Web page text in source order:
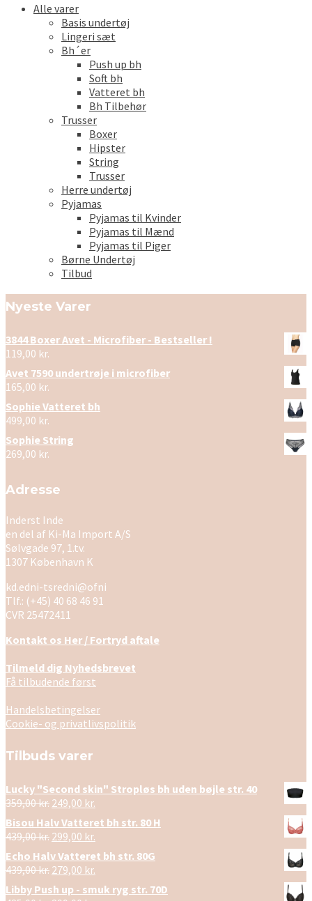
Alle varer
Basis undertøj
Lingeri sæt
Bh´er
Push up bh
Soft bh
Vatteret bh
Bh Tilbehør
Trusser
Boxer
Hipster
String
Trusser
Herre undertøj
Pyjamas
Pyjamas til Kvinder
Pyjamas til Mænd
Pyjamas til Piger
Børne Undertøj
Tilbud
Nyeste Varer
3844 Boxer Avet - Microfiber - Bestseller !
119,00 kr.
Avet 7590 undertrøje i microfiber
165,00 kr.
Sophie Vatteret bh
499,00 kr.
Sophie String
269,00 kr.
Adresse
Inderst Inde
en del af Ki-Ma Import A/S
Sølvgade 97, 1.tv.
1307 København K
kd.edni-tsredni@ofni
Tlf.: (+45) 40 68 46 91
CVR 25472411
Kontakt os Her / Fortryd aftale
Tilmeld dig Nyhedsbrevet
Få tilbudende først
Handelsbetingelser
Cookie- og privatlivspolitik
Tilbuds varer
Lucky "Second skin" Stropløs bh uden bøjle str. 40
359,00kr. Den
oprindelige
pris
var:
359,00 kr..
249,00 kr.
aktuelle
pris
er:
249,00 kr..
Bisou Halv Vatteret bh str. 80 H
439,00kr. Den
oprindelige
pris
var:
439,00 kr..
299,00 kr.
aktuelle
pris
er:
299,00 kr..
Echo Halv Vatteret bh str. 80G
439,00kr. Den
oprindelige
pris
279,00 kr.
aktuelle
pris
Libby Push up - smuk ryg str. 70D